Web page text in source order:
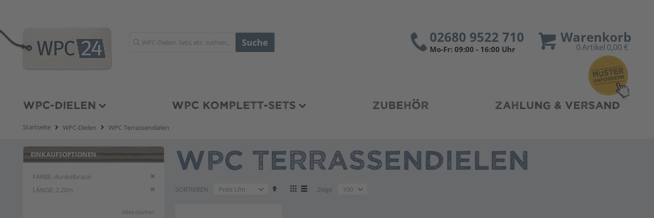
Warenkorb
0Artikel 0,00 €
Suche 02680 9522 710
Mo-Fr: 09:00 - 16:00 Uhr
WPC-DIELEN WPC KOMPLETT-SETS ZUBEHÖR ZAHLUNG & VERSAND
Startseite WPC-Dielen WPC Terrassendielen
WPC TERRASSENDIELEN
SORTIEREN
AbsteigendAnzeigen
Zeige
EINKAUFSOPTIONEN
FARBE dunkelbraun
Diesen Artikel entfernen
LÄNGE 2.20m Diesen Artikel entfernen
Alles löschen